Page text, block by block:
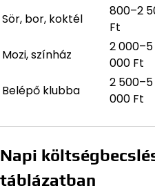
Sör, bor, koktél
800–2
Ft
Mozi, színház
2 000–5
000 Ft
Belépő klubba
2 500–5
000 Ft
Napi
táblázatban